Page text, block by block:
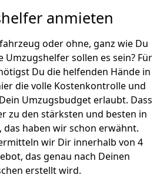
anmieten
oder ohne, ganz wie Du
Umzugshelfer sollen es sein? Für
Du die helfenden Hände in
die volle Kostenkontrolle und
Umzugsbudget erlaubt. Dass
zu den stärksten und besten in
haben wir schon erwähnt.
wir Dir innerhalb von 4
das genau nach Deinen
erstellt wird.